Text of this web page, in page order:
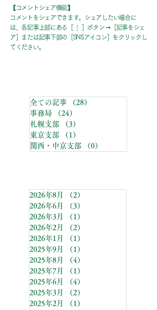
【コメントシェア機能】
コメントをシェアできます。シェアしたい場合に
は、各記事上部にある［ ⋮ ］ボタン ➞［記事をシェ
ア］または記事下部の［SNSアイコン］をクリックし
てください。
全ての記事 （28）
事務局
（24）
札幌支部
（3）
東京支部
（1）
関西・中京支部
（0）
2026年8月 （2）
2026年6月
（3）
2026年3月
（1）
2026年2月
（2）
2026年1月
（1）
2025年9月
（1）
2025年8月
（4）
2025年7月
（1）
2025年6月
（4）
2025年3月
（2）
2025年2月
（1）